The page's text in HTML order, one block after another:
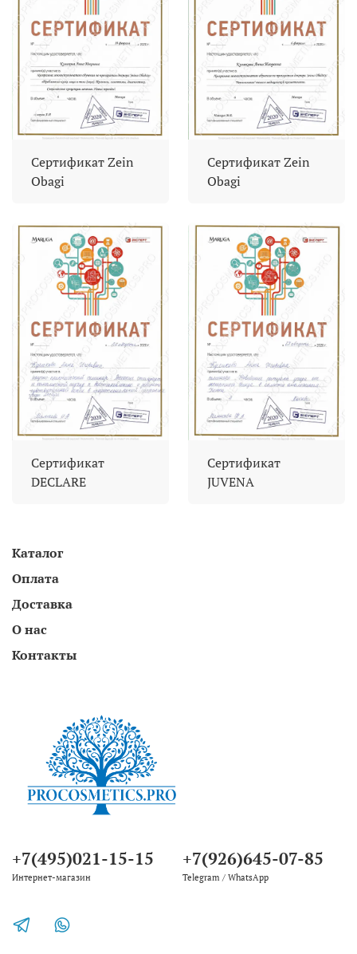
Сертификат Zein
Obagi
Сертификат Zein
Obagi
Сертификат
DECLARE
Сертификат
JUVENA
Каталог
Оплата
Доставка
О нас
Контакты
+7(495)021-15-15
Интернет-магазин
+7(926)645-07-85
Telegram / WhatsApp